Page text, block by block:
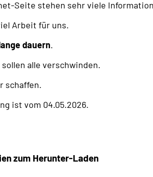
Seite stehen sehr viele
Arbeit für uns.
dauern.
alle verschwinden.
schaffen.
ist vom 04.05.2026.
zum Herunter-Laden